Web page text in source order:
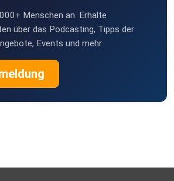
Menschen an. Erhalte
über das Podcasting, Tipps der
Events und mehr.